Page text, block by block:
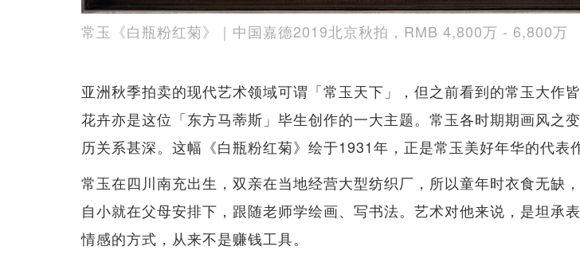
常玉《白瓶粉红菊》｜中国嘉德2019北京秋拍，RMB 4,800万 - 6,800万
亚洲秋季拍卖的现代艺术领域可谓「常玉天下」，但之前看到的常玉大作
花卉亦是这位「东方马蒂斯」毕生创作的一大主题。常玉各时期期画风之
历关系甚深。这幅《白瓶粉红菊》绘于1931年，正是常玉美好年华的代表作
常玉在四川南充出生，双亲在当地经营大型纺织厂，所以童年时衣食无缺
自小就在父母安排下，跟随老师学绘画、写书法。艺术对他来说，是坦承
情感的方式，从来不是赚钱工具。